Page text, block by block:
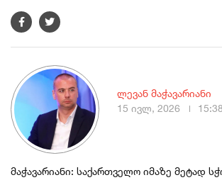
მაჭავარიანი: საქართველო იმაზე მეტად
ლევან მაჭავარიანი
15 ივლ, 2026
15:38